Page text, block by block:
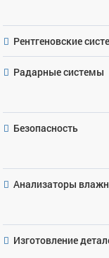
Рентгеновские
Радарные системы
Безопасность
Анализаторы
Изготовление